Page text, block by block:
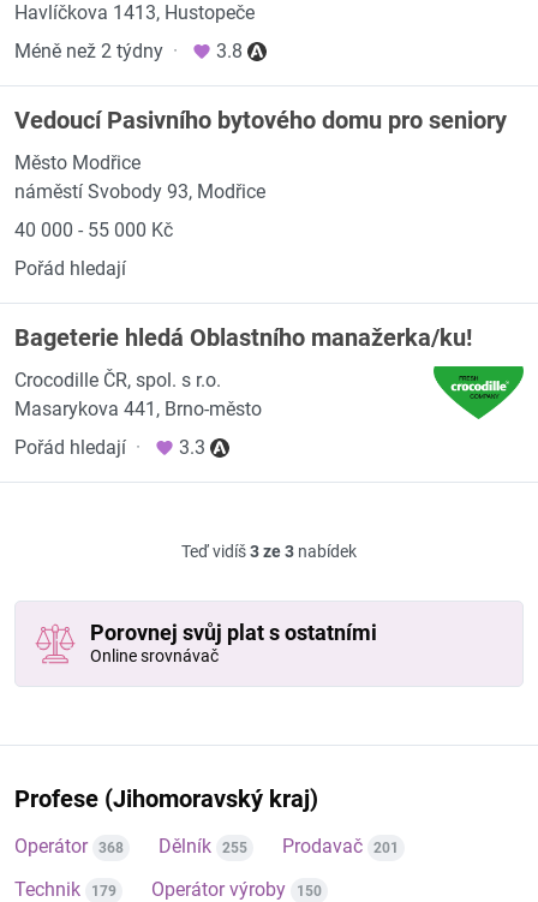
Havlíčkova 1413, Hustopeče
Méně než 2 týdny · 3.8
Vedoucí Pasivního bytového domu pro seniory
Město Modřice
náměstí Svobody 93, Modřice
40 000 - 55 000 Kč
Pořád hledají
Bageterie hledá Oblastního manažerka/ku!
Crocodille ČR, spol. s r.o.
Masarykova 441, Brno-město
Pořád hledají · 3.3
Teď vidíš3 ze 3 nabídek
Porovnej svůj plat s ostatními
Online srovnávač
Profese (Jihomoravský kraj)
Operátor 368 Dělník 255 Prodavač 201
Technik 179 Operátor výroby 150